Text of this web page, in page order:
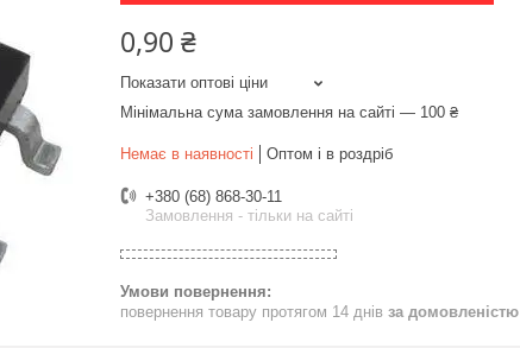
0,90 ₴
Показати оптові ціни
Мінімальна сума замовлення на сайті — 100 ₴
Немає в наявності Оптом і в роздріб
+380 (68) 868-30-11
Замовлення - тільки на сайті
повернення товару протягом 14 днів за домовленістю